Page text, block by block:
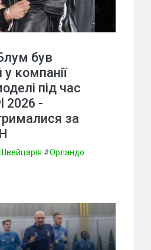
був
компанії
під час
2026 -
за
Швейцарія #Орландо